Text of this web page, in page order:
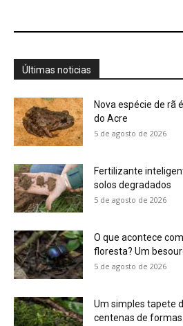
Últimas noticias
Nova espécie de rã
do Acre
5 de agosto de 2026
Fertilizante
solos degradados
5 de agosto de 2026
O que acontece
floresta? Um
5 de agosto de 2026
Um simples tapete
centenas de formas